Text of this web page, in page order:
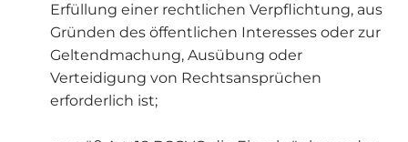
Erfüllung einer rechtlichen Verpflichtung, aus
Gründen des öffentlichen Interesses oder zur
Geltendmachung, Ausübung oder
Verteidigung von Rechtsansprüchen
erforderlich ist;